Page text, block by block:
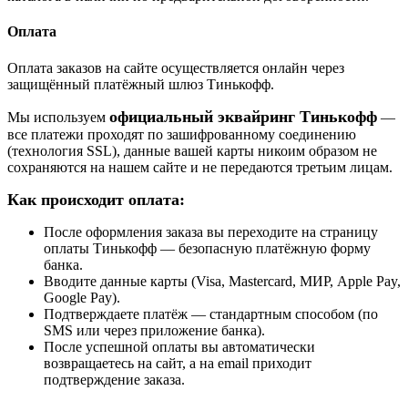
Оплата
Оплата заказов на сайте осуществляется онлайн через
защищённый платёжный шлюз Тинькофф.
Мы используем официальный эквайринг Тинькофф —
все платежи проходят по зашифрованному соединению
(технология SSL), данные вашей карты никоим образом не
сохраняются на нашем сайте и не передаются третьим лицам.
Как происходит оплата:
После оформления заказа вы переходите на страницу
оплаты Тинькофф — безопасную платёжную форму
банка.
Вводите данные карты (Visa, Mastercard, МИР, Apple Pay,
Google Pay).
Подтверждаете платёж — стандартным способом (по
SMS или через приложение банка).
После успешной оплаты вы автоматически
возвращаетесь на сайт, а на email приходит
подтверждение заказа.